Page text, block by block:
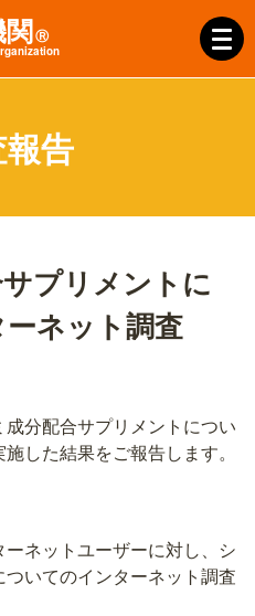
Ⓡ
rganization
告
プリメントに
ネット調査
分配合サプリメントについ
した結果をご報告します。
ネットユーザーに対し、シ
いてのインターネット調査